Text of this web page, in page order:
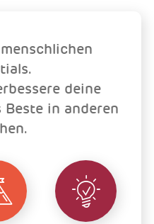
deine
Beste in anderen